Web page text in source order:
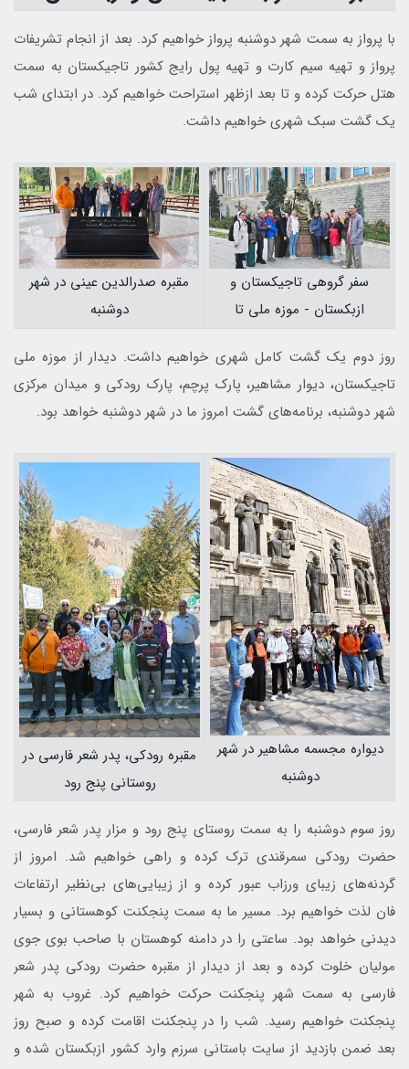
با پرواز به سمت شهر دوشنبه پرواز خواهیم کرد. بعد از انجام تشریفات
پرواز و تهیه سیم کارت و تهیه پول رایج کشور تاجیکستان به سمت
هتل حرکت کرده و تا بعد ازظهر استراحت خواهیم کرد. در ابتدای شب
یک گشت سبک شهری خواهیم داشت.
سفر گروهی تاجیکستان و
ازبکستان - موزه ملی تا
مقبره صدرالدین عینی در شهر
دوشنبه
روز دوم یک گشت کامل شهری خواهیم داشت. دیدار از موزه ملی
تاجیکستان، دیوار مشاهیر، پارک پرچم، پارک رودکی و میدان مرکزی
شهر دوشنبه، برنامه‌های گشت امروز ما در شهر دوشنبه خواهد بود.
دیواره مجسمه مشاهیر در شهر
دوشنبه
مقبره رودکی، پدر شعر فارسی در
روستانی پنج رود
روز سوم دوشنبه را به سمت روستای پنج رود و مزار پدر شعر فارسی،
حضرت رودکی سمرقندی ترک کرده و راهی خواهیم شد. امروز از
گردنه‌های زیبای ورزاب عبور کرده و از زیبایی‌های بی‌نظیر ارتفاعات
فان لذت خواهیم برد. مسیر ما به سمت پنجکنت کوهستانی و بسیار
دیدنی خواهد بود. ساعتی را در دامنه کوهستان با صاحب بوی جوی
مولیان خلوت کرده و بعد از دیدار از مقبره حضرت رودکی پدر شعر
فارسی به سمت شهر پنجکنت حرکت خواهیم کرد. غروب به شهر
پنجکنت خواهیم رسید. شب را در پنجکنت اقامت کرده و صبح روز
بعد ضمن بازدید از سایت باستانی سرزم وارد کشور ازبکستان شده و